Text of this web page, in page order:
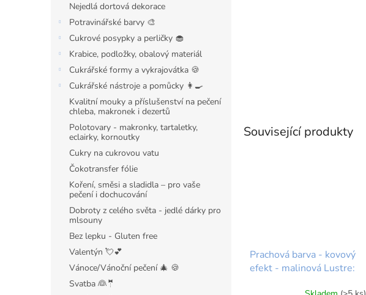
Nejedlá dortová dekorace
Potravinářské barvy 🎨
Cukrové posypky a perličky 🧁
Krabice, podložky, obalový materiál
Cukrářské formy a vykrajovátka 🍪
Cukrářské nástroje a pomůcky 👩‍🍳
Kvalitní mouky a příslušenství na pečení
chleba, makronek i dezertů
Polotovary - makronky, tartaletky,
eclairky, kornoutky
Cukry na cukrovou vatu
Čokotransfer fólie
Koření, směsi a sladidla – pro vaše
pečení i dochucování
Dobroty z celého světa - jedlé dárky pro
mlsouny
Bez lepku - Gluten free
Valentýn 💘💕
Vánoce/Vánoční pečení 🎄 🍪
Svatba 👰🤵
Související produkty
Prachová barva - kovový
efekt - malinová Lustre: